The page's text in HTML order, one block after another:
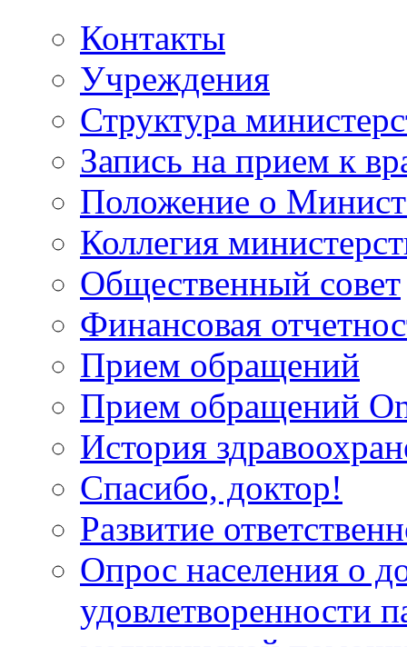
Контакты
Учреждения
Структура
Запись на прием к
Положение о
Коллегия
Общественный совет
Финансовая
Прием обращений
Прием обращений
История
Спасибо, доктор!
Развитие
Опрос населения о
удовлетворенности